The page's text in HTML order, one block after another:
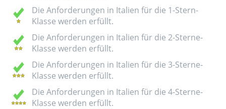
Die Anforderungen in Italien für die 1-Stern-
Klasse werden erfüllt.
Die Anforderungen in Italien für die 2-Sterne-
Klasse werden erfüllt.
Die Anforderungen in Italien für die 3-Sterne-
Klasse werden erfüllt.
Die Anforderungen in Italien für die 4-Sterne-
Klasse werden erfüllt.